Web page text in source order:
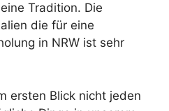
Tradition. Die
die für eine
in NRW ist sehr
ersten Blick nicht jeden